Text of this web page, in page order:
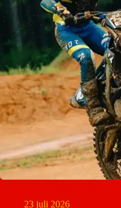
23 juli 2026